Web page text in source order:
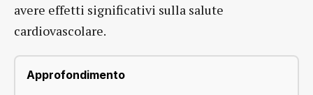
avere effetti significativi sulla salute
cardiovascolare.
Approfondimento